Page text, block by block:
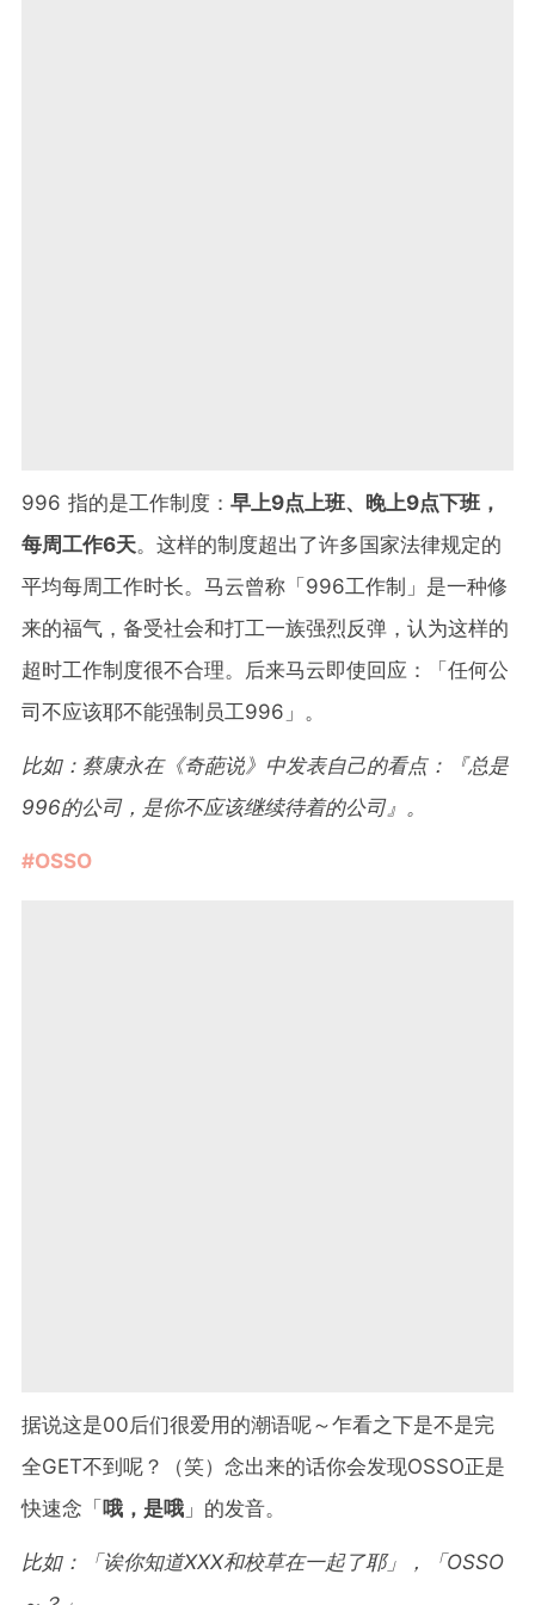
996 指的是工作制度： 早上9点上班、晚上9点下班，
每周工作6天。这样的制度超出了许多国家法律规定的
平均每周工作时长。马云曾称「996工作制」是一种修
来的福气，备受社会和打工一族强烈反弹，认为这样的
超时工作制度很不合理。后来马云即使回应：「任何公
司不应该耶不能强制员工996」。
比如：蔡康永在《奇葩说》中发表自己的看点：『总是
996的公司，是你不应该继续待着的公司』。
#OSSO
据说这是00后们很爱用的潮语呢～乍看之下是不是完
全GET不到呢？（笑）念出来的话你会发现OSSO正是
快速念「 哦，是哦 」的发音。
比如：「诶你知道XXX和校草在一起了耶」，「OSSO